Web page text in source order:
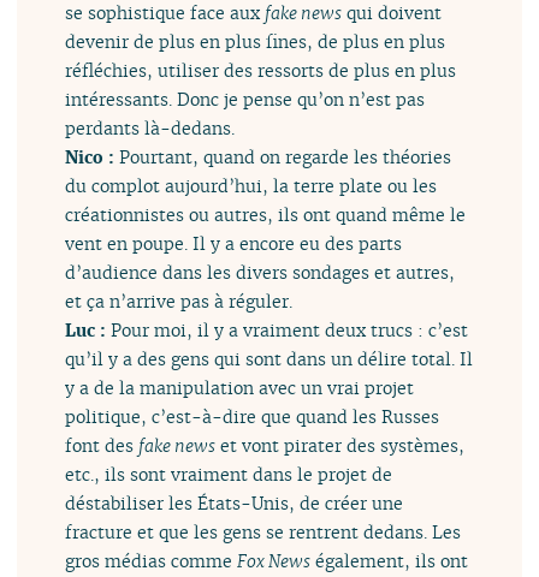
se sophistique face aux fake news qui doivent
devenir de plus en plus fines, de plus en plus
réfléchies, utiliser des ressorts de plus en plus
intéressants. Donc je pense qu’on n’est pas
perdants là-dedans.
Nico :Pourtant, quand on regarde les théories
du complot aujourd’hui, la terre plate ou les
créationnistes ou autres, ils ont quand même le
vent en poupe. Il y a encore eu des parts
d’audience dans les divers sondages et autres,
et ça n’arrive pas à réguler.
Luc :Pour moi, il y a vraiment deux trucs : c’est
qu’il y a des gens qui sont dans un délire total. Il
y a de la manipulation avec un vrai projet
politique, c’est-à-dire que quand les Russes
font des fake news et vont pirater des systèmes,
etc., ils sont vraiment dans le projet de
déstabiliser les États-Unis, de créer une
fracture et que les gens se rentrent dedans. Les
gros médias commeFox News également, ils ont